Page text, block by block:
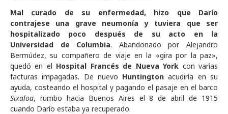
Mal curado de su enfermedad, hizo que Darío
contrajese una grave neumonía y tuviera que ser
hospitalizado poco después de su acto en la
Universidad de Columbia. Abandonado por Alejandro
Bermúdez, su compañero de viaje en la «gira por la paz»,
quedó en el Hospital Francés de Nueva York con varias
facturas impagadas. De nuevo Huntington acudiría en su
ayuda, costeando el hospital y pagando el pasaje en el barco
Sixaloa, rumbo hacia Buenos Aires el 8 de abril de 1915
cuando Darío estaba ya recuperado.